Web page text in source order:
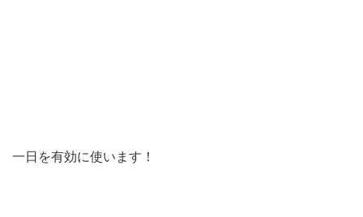
一日を有効に使います！